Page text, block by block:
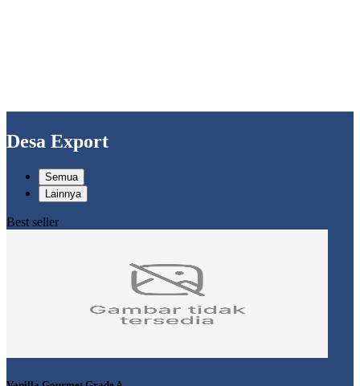
Desa Export
Semua
Lainnya
Best seller